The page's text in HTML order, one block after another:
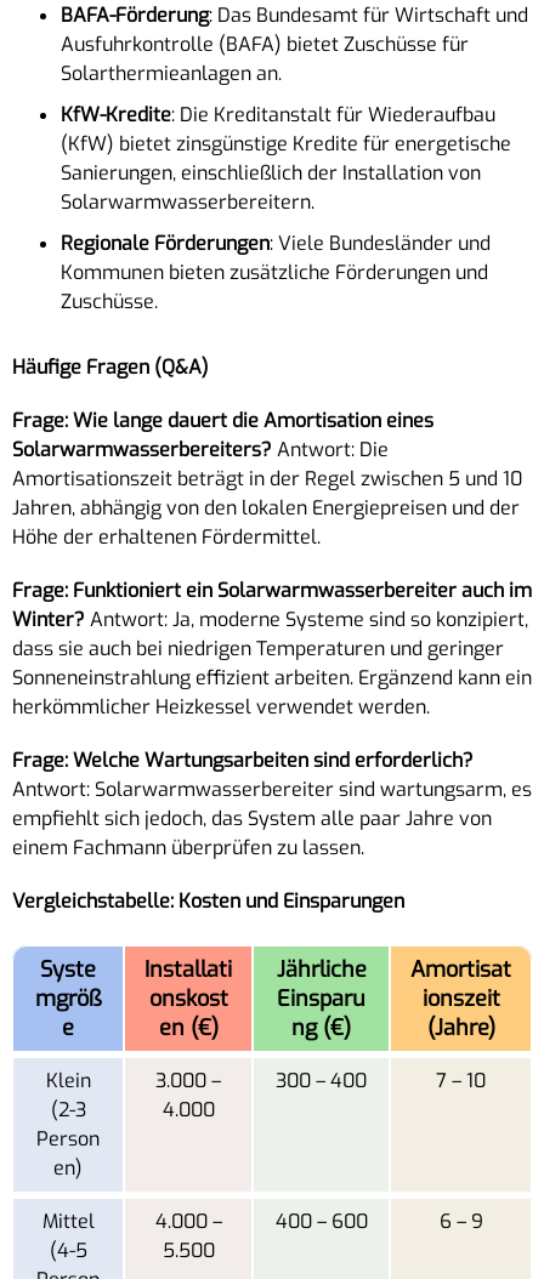
BAFA-Förderung: Das Bundesamt für Wirtschaft und
Ausfuhrkontrolle (BAFA) bietet Zuschüsse für
Solarthermieanlagen an.
KfW-Kredite: Die Kreditanstalt für Wiederaufbau
(KfW) bietet zinsgünstige Kredite für energetische
Sanierungen, einschließlich der Installation von
Solarwarmwasserbereitern.
Regionale Förderungen: Viele Bundesländer und
Kommunen bieten zusätzliche Förderungen und
Zuschüsse.
Häufige Fragen (Q&A)
Frage: Wie lange dauert die Amortisation eines
Solarwarmwasserbereiters? Antwort: Die
Amortisationszeit beträgt in der Regel zwischen 5 und 10
Jahren, abhängig von den lokalen Energiepreisen und der
Höhe der erhaltenen Fördermittel.
Frage: Funktioniert ein Solarwarmwasserbereiter auch im
Winter? Antwort: Ja, moderne Systeme sind so konzipiert,
dass sie auch bei niedrigen Temperaturen und geringer
Sonneneinstrahlung effizient arbeiten. Ergänzend kann ein
herkömmlicher Heizkessel verwendet werden.
Frage: Welche Wartungsarbeiten sind erforderlich?
Antwort: Solarwarmwasserbereiter sind wartungsarm, es
empfiehlt sich jedoch, das System alle paar Jahre von
einem Fachmann überprüfen zu lassen.
Vergleichstabelle: Kosten und Einsparungen
Syste
mgröß
e
Installati
onskost
en (€)
Jährliche
Einsparu
ng (€)
Amortisat
ionszeit
(Jahre)
Klein
(2-3
Person
en)
3.000 –
4.000
300 – 400 7 – 10
Mittel
(4-5
4.000 –
5.500
400 – 600 6 – 9